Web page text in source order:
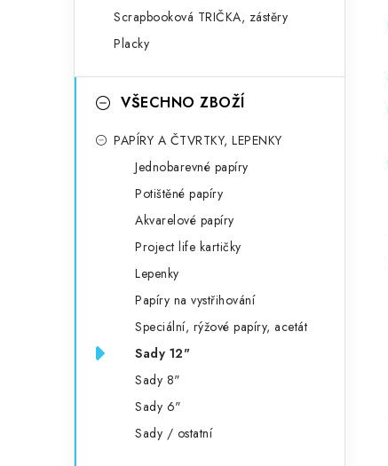
Scrapbooková TRIČKA, zástěry
Placky
VŠECHNO ZBOŽÍ
PAPÍRY A ČTVRTKY, LEPENKY
Jednobarevné papíry
Potištěné papíry
Akvarelové papíry
Project life kartičky
Lepenky
Papíry na vystřihování
Speciální, rýžové papíry, acetát
Sady 12"
Sady 8"
Sady 6"
Sady / ostatní